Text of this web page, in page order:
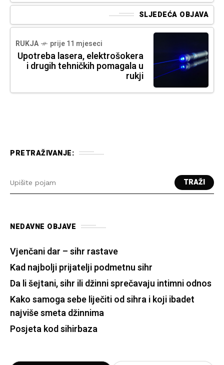
SLJEDEĆA OBJAVA
RUKJA prije 11 mjeseci
Upotreba lasera, elektrošokera
i drugih tehničkih pomagala u
rukji
PRETRAŽIVANJE:
TRAŽI
NEDAVNE OBJAVE
Vjenčani dar – sihr rastave
Kad najbolji prijatelji podmetnu sihr
Da li šejtani, sihr ili džinni sprečavaju intimni odnos
Kako samoga sebe liječiti od sihra i koji ibadet
najviše smeta džinnima
Posjeta kod sihirbaza